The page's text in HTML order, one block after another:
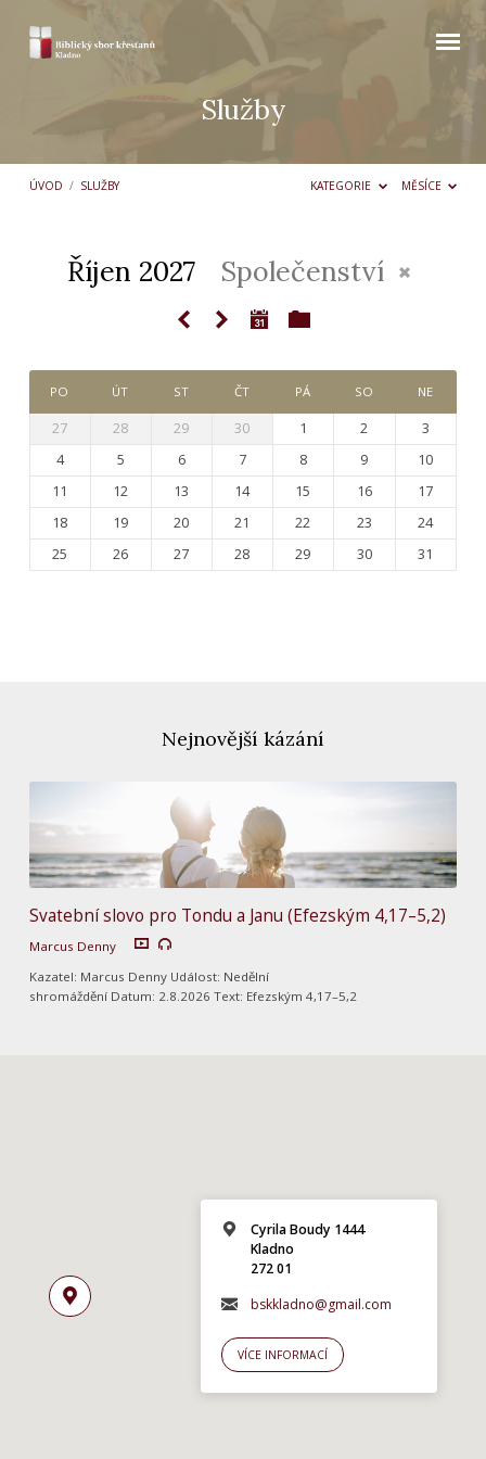
Služby
ÚVOD / SLUŽBY KATEGORIE MĚSÍCE
Služby
Říjen 2027 Společenství
PO ÚT ST ČT PÁ SO NE
27 28 29 30 1 2
3
4
5 6 7 8 9
10
11
12 13 14 15 16
17
18
19 20 21 22 23
24
25
26 27 28 29 30 31
Nejnovější kázání
Svatební slovo pro Tondu a Janu (Efezským 4,17–5,2)
Marcus Denny
Kazatel: Marcus Denny Událost: Nedělní
shromáždění Datum: 2.8.2026 Text: Efezským 4,17–5,2
Cyrila Boudy 1444
Kladno
272 01
bskkladno@gmail.com
VÍCE INFORMACÍ